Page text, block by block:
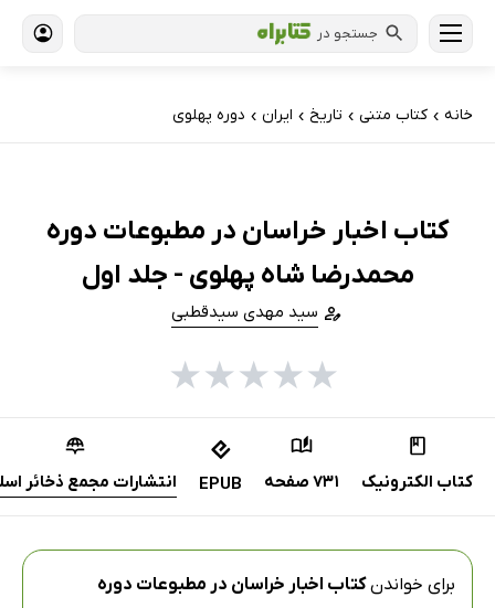
جستجو در
خانه › کتاب‌ متنی › تاریخ › ایران › دوره پهلوی
کتاب اخبار خراسان در مطبوعات دوره
محمدرضا شاه پهلوی - جلد اول
سید مهدی سیدقطبی
★
★
★
★
★
کتاب الکترونیک 731 صفحه EPUB انتشارات مجمع ذخائر
برای خواندنکتاب اخبار خراسان در مطبوعات دوره